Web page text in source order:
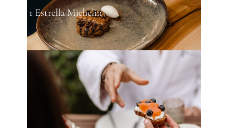
1 Estrella Michelin